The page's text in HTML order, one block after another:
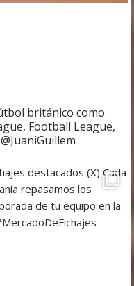
británico como
Football League,